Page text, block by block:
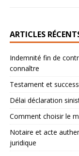
ARTICLES
Indemnité fin de
connaître
Testament et
Délai déclaration
Comment choisir le
Notaire et acte
juridique